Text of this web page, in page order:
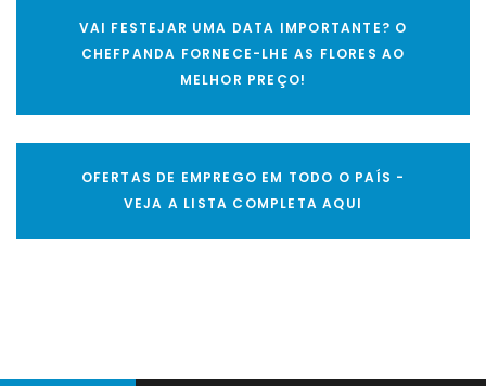
VAI FESTEJAR UMA DATA IMPORTANTE? O
CHEFPANDA FORNECE-LHE AS FLORES AO
MELHOR PREÇO!
OFERTAS DE EMPREGO EM TODO O PAÍS -
VEJA A LISTA COMPLETA AQUI